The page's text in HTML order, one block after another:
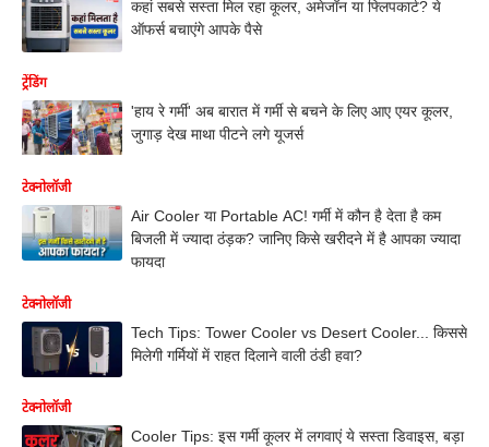
कहां सबसे सस्ता मिल रहा कूलर, अमेजॉन या फ्लिपकार्ट? ये
ऑफर्स बचाएंगे आपके पैसे
ट्रेंडिंग
'हाय रे गर्मी' अब बारात में गर्मी से बचने के लिए आए एयर कूलर,
जुगाड़ देख माथा पीटने लगे यूजर्स
टेक्नोलॉजी
Air Cooler या Portable AC! गर्मी में कौन है देता है कम
बिजली में ज्यादा ठंड़क? जानिए किसे खरीदने में है आपका ज्यादा
फायदा
टेक्नोलॉजी
Tech Tips: Tower Cooler vs Desert Cooler... किससे
मिलेगी गर्मियों में राहत दिलाने वाली ठंडी हवा?
टेक्नोलॉजी
Cooler Tips: इस गर्मी कूलर में लगवाएं ये सस्ता डिवाइस, बड़ा